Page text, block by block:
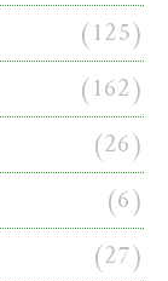
(125)
(162)
(26)
(6)
(27)